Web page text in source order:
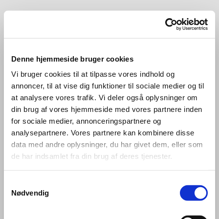
Denne hjemmeside bruger cookies
Vi bruger cookies til at tilpasse vores indhold og
annoncer, til at vise dig funktioner til sociale medier og til
at analysere vores trafik. Vi deler også oplysninger om
din brug af vores hjemmeside med vores partnere inden
for sociale medier, annonceringspartnere og
analysepartnere. Vores partnere kan kombinere disse
data med andre oplysninger, du har givet dem, eller som
de har indsamlet fra din brug af deres tjenester.
Nødvendig
Aarestrup-Haverslev Kirkekor
bestående af ca. 20 sangere, ligeligt fordelt mellem herre
og damestemmer.
Alle stemmetyper er meget velkomne i koret. Der kræves
ikke nodekendskab, men man skal kunne synge rent og
korerfaring er en fordel.
Koret øver hver mandag aften kl. 19.00 – 21.00 i Sognets
Hus i Haverslev. Undervejs i korprøven er der fælles
kaffepause, og aftenerne rundes af med fællessang fra
”Fynsk Forår” og N.W. Gades Elverskud og har derudover
med tekst af Lisbeth Smedegaard Andersen og musik af